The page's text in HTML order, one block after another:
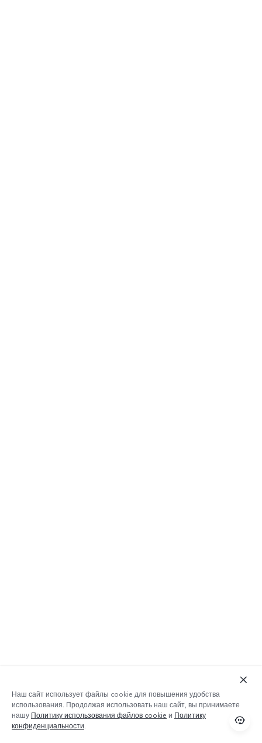
Наш сайт использует файлы cookie для повышения удобства
использования. Продолжая использовать наш сайт, вы принимаете
нашу Политику использования файлов cookie и Политику
конфиденциальности.